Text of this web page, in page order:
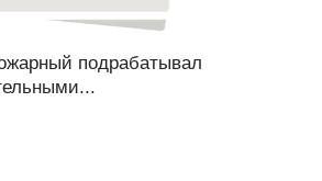
подрабатывал